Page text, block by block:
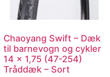
Chaoyang Swift – Dæk
til barnevogn og cykler
14 x 1,75 (47-254)
Tråddæk – Sort